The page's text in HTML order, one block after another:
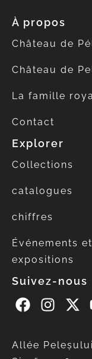
À propos
Château de
Château de
La famille
Contact
Explorer
Collections
catalogues
chiffres
Événements et
expositions
Suivez-nous
Allée